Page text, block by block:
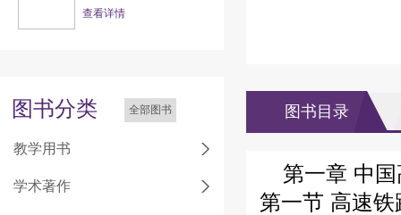
查看详情
图书分类 全部图书
教学用书
学术著作
图书目录
第一章 中
第一节 高速